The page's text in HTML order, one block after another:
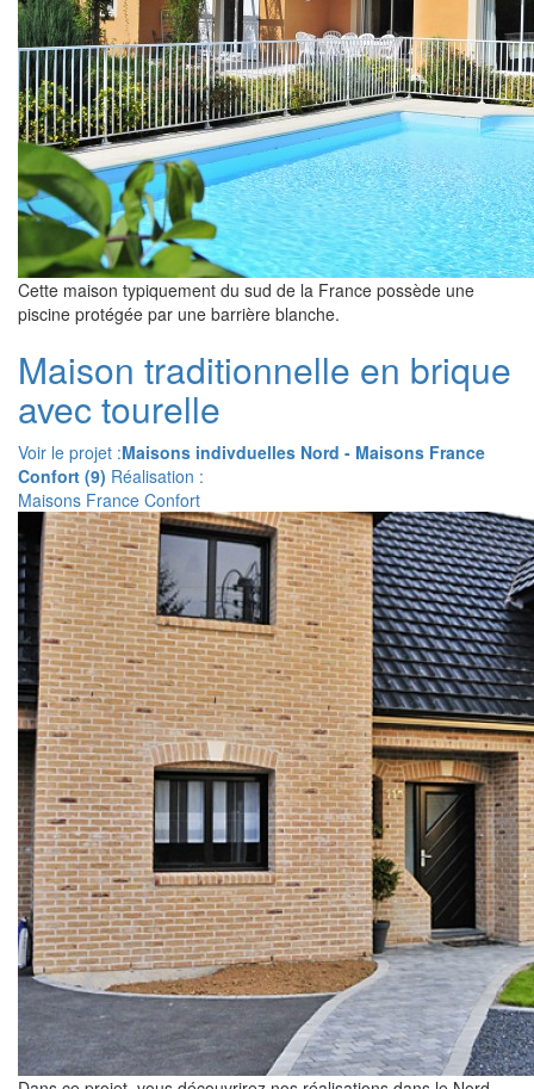
Cette maison typiquement du sud de la France possède une
piscine protégée par une barrière blanche.
Maison traditionnelle en brique
avec tourelle
Voir le projet :Maisons indivduelles Nord - Maisons France
Confort (9) Réalisation :
Maisons France Confort